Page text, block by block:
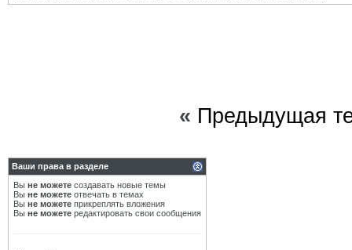
« Предыдущая
Ваши права в разделе
Вы не можете создавать новые темы
Вы не можете отвечать в темах
Вы не можете прикреплять вложения
Вы не можете редактировать свои сообщения